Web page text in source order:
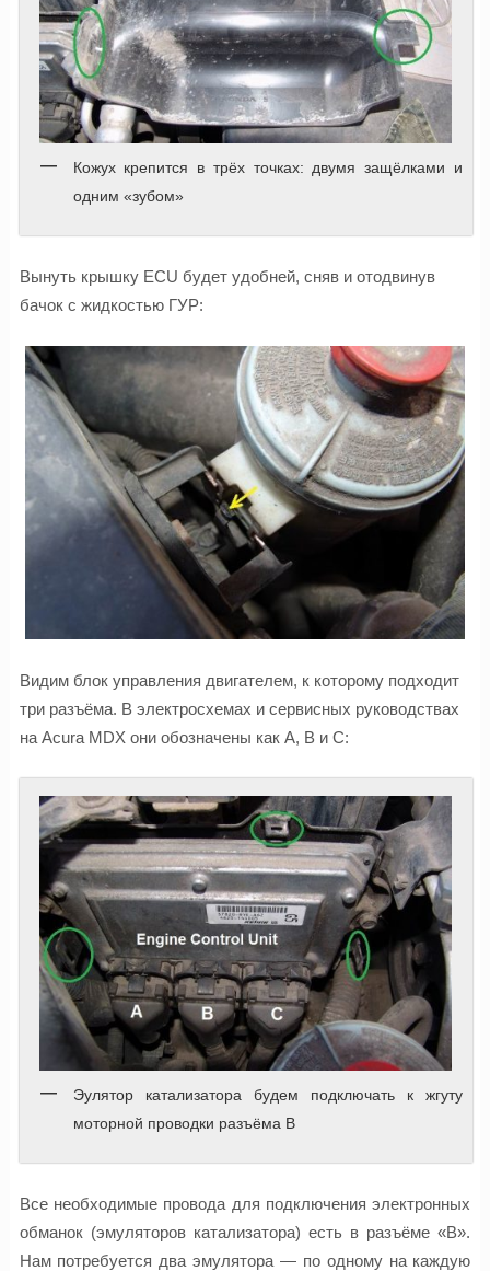
Кожух крепится в трёх точках: двумя защёлками и
одним «зубом»
Вынуть крышку ECU будет удобней, сняв и отодвинув
бачок с жидкостью ГУР:
Видим блок управления двигателем, к которому подходит
три разъёма. В электросхемах и сервисных руководствах
на Acura MDX они обозначены как A, B и C:
Эулятор катализатора будем подключать к жгуту
моторной проводки разъёма B
Все необходимые провода для подключения электронных
обманок (эмуляторов катализатора) есть в разъёме «B».
Нам потребуется два эмулятора — по одному на каждую